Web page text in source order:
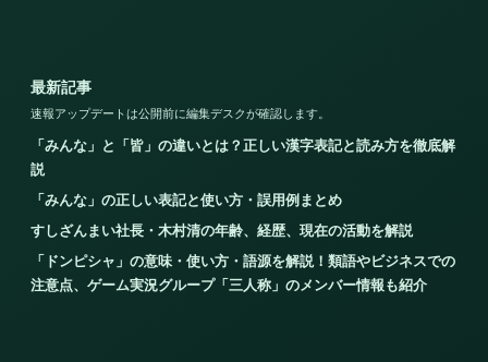
最新記事
速報アップデートは公開前に編集デスクが確認します。
「みんな」と「皆」の違いとは？正しい漢字表記と読み方を徹底解
説
「みんな」の正しい表記と使い方・誤用例まとめ
すしざんまい社長・木村清の年齢、経歴、現在の活動を解説
「ドンピシャ」の意味・使い方・語源を解説！類語やビジネスでの
注意点、ゲーム実況グループ「三人称」のメンバー情報も紹介